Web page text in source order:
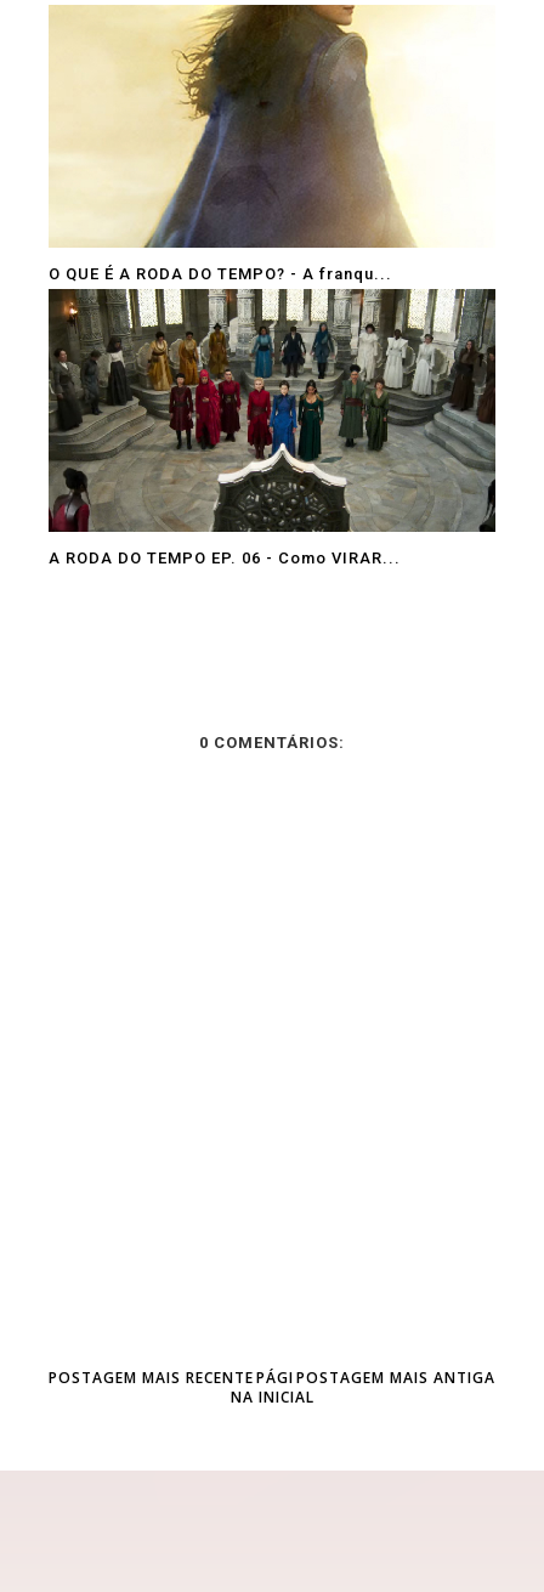
O QUE É A RODA DO TEMPO? - A franqu...
A RODA DO TEMPO EP. 06 - Como VIRAR...
0 COMENTÁRIOS:
POSTAGEM MAIS RECENTE POSTAGEM MAIS ANTIGA
PÁGI
NA INICIAL